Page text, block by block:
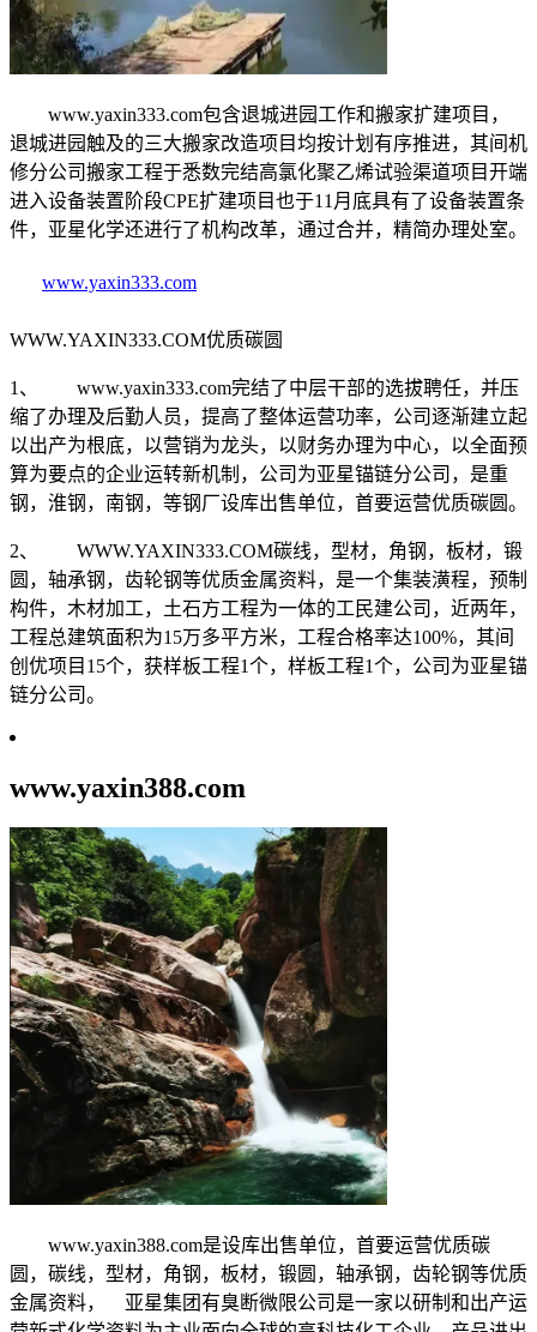
www.yaxin333.com包含退城进园工作和搬家扩建项目，
退城进园触及的三大搬家改造项目均按计划有序推进，其间机
修分公司搬家工程于悉数完结高氯化聚乙烯试验渠道项目开端
进入设备装置阶段CPE扩建项目也于11月底具有了设备装置条
件，亚星化学还进行了机构改革，通过合并，精简办理处室。
www.yaxin333.com
WWW.YAXIN333.COM优质碳圆
1、 www.yaxin333.com完结了中层干部的选拔聘任，并压
缩了办理及后勤人员，提高了整体运营功率，公司逐渐建立起
以出产为根底，以营销为龙头，以财务办理为中心，以全面预
算为要点的企业运转新机制，公司为亚星锚链分公司，是重
钢，淮钢，南钢，等钢厂设库出售单位，首要运营优质碳圆。
2、 WWW.YAXIN333.COM碳线，型材，角钢，板材，锻
圆，轴承钢，齿轮钢等优质金属资料，是一个集装潢程，预制
构件，木材加工，土石方工程为一体的工民建公司，近两年，
工程总建筑面积为15万多平方米，工程合格率达100%，其间
创优项目15个，获样板工程1个，样板工程1个，公司为亚星锚
链分公司。
www.yaxin388.com
www.yaxin388.com是设库出售单位，首要运营优质碳
圆，碳线，型材，角钢，板材，锻圆，轴承钢，齿轮钢等优质
金属资料， 亚星集团有臭断微限公司是一家以研制和出产运